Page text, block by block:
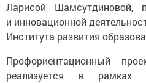
Ларисой Шамсутдиновой,
и инновационной
Института развития
Профориентационный
реализуется в рамках